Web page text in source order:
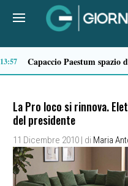
Comparto ittico, dalla Regione Campania 3 milioni di euro per fronteggiare il caro-gasolio
La Pro loco si rinnova.
del presidente
11 Dicembre 2010 | di Maria